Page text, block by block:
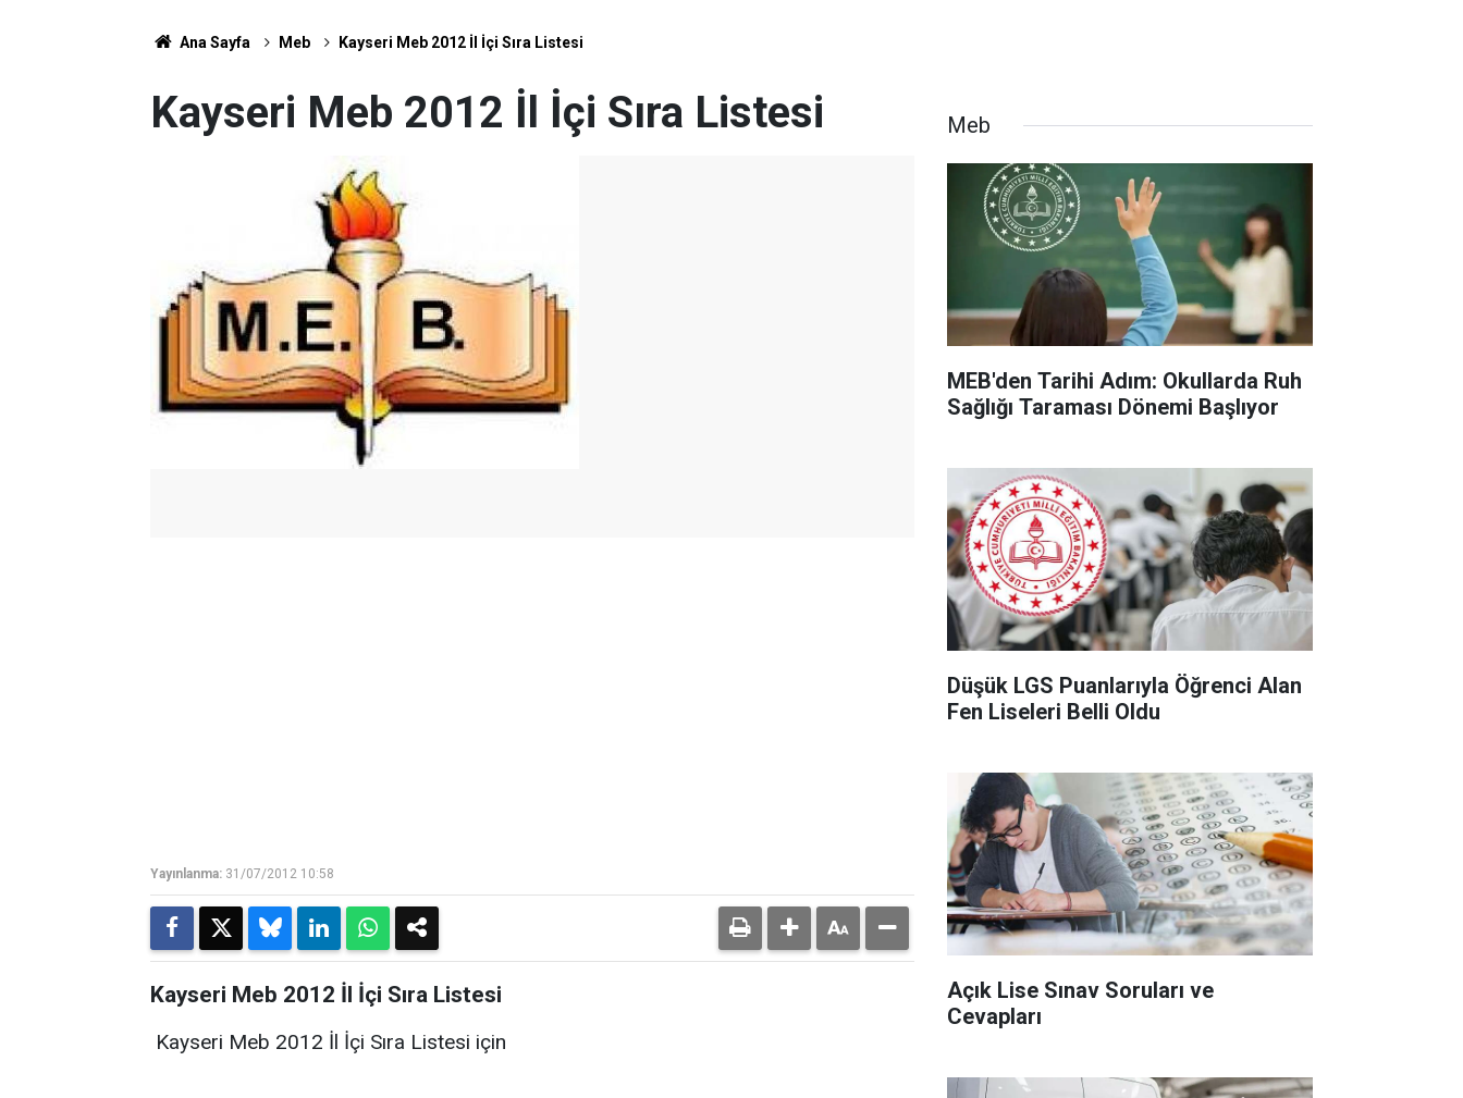
Ana Sayfa Meb Kayseri Meb 2012 İl İçi Sıra Listesi
Kayseri Meb 2012 İl İçi Sıra Listesi
Yayınlanma: 31/07/2012 10:58
Kayseri Meb 2012 İl İçi Sıra Listesi
Kayseri Meb 2012 İl İçi Sıra Listesi için
Meb
MEB'den Tarihi Adım: Okullarda Ruh
Sağlığı Taraması Dönemi Başlıyor
Düşük LGS Puanlarıyla Öğrenci Alan
Fen Liseleri Belli Oldu
Açık Lise Sınav Soruları ve
Cevapları